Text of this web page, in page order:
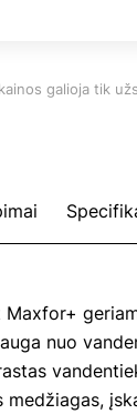
galioja tik
Maxfor+
nuo
medžiagas,